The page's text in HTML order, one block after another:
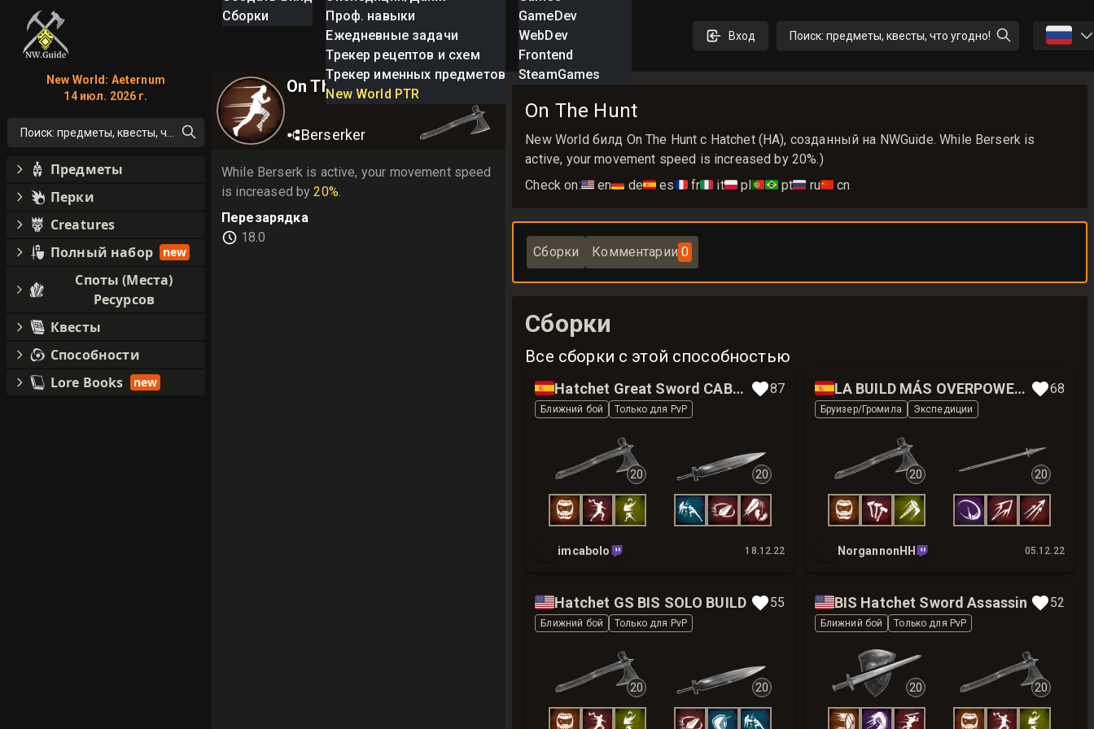
Сборки
Проф. навыки
Ежедневные задачи
Трекер рецептов и схем
Трекер именных предметов
New World PTR
GameDev
WebDev
Frontend
SteamGames
Вход Поиск: предметы, квесты, что угодно! 🇷🇺
On The Hunt
Berserker
While Berserk is active, your movement speed
is increased by 20%.
Перезарядка
18.0
On The Hunt
New World билд On The Hunt с Hatchet (HA), созданный на NWGuide. While Berserk is
active, your movement speed is increased by 20%.)
Check on:🇺🇸 en🇩🇪 de🇪🇸 es🇫🇷 fr🇮🇹 it🇵🇱 pl🇵🇹🇧🇷 pt🇷🇺 ru🇨🇳 cn
Сборки Комментарии 0
Сборки
Все сборки с этой способностью
🇪🇸 Hatchet Great Sword CABOLOGOD 87
Ближний бой Только для PvP
20 20
imcabolo 18.12.22
🇪🇸 LA BUILD MÁS OVERPOWER DE PVE 68
Бруизер/Громила Экспедиции
20 20
NorgannonHH 05.12.22
🇺🇸Hatchet GS BIS SOLO BUILD 55
Ближний бой Только для PvP
20 20
🇺🇸BIS Hatchet Sword Assassin 52
Ближний бой Только для PvP
20 20
New World: Aeternum
14 июл. 2026 г.
Поиск: предметы, квесты, что угодно!
Предметы
Перки
Creatures
Полный набор
new
Споты (Места)
Ресурсов
Квесты
Способности
Lore Books
new